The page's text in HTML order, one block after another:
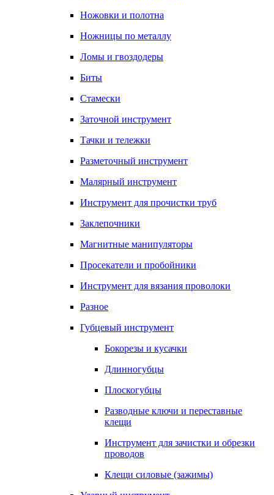
Ножовки и полотна
Ножницы по металлу
Ломы и гвоздодеры
Биты
Стамески
Заточной инструмент
Тачки и тележки
Разметочный инструмент
Малярный инструмент
Инструмент для прочистки труб
Заклепочники
Магнитные манипуляторы
Просекатели и пробойники
Инструмент для вязания проволоки
Разное
Губцевый инструмент
Бокорезы и кусачки
Длинногубцы
Плоскогубцы
Разводные ключи и переставные
клещи
Инструмент для зачистки и обрезки
проводов
Клещи силовые (зажимы)